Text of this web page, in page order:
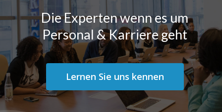
Die Experten wenn es um
Personal & Karriere geht
Lernen Sie uns kennen